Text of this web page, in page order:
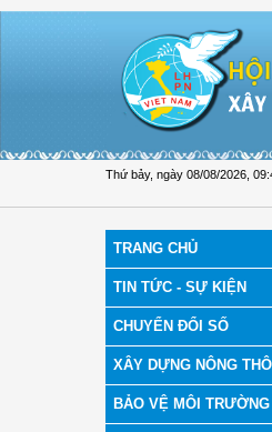
Thứ bảy, ngày 08/08/2026
Hội LHPN
TRANG CHỦ
TIN TỨC - SỰ KIỆN
CHUYỂN ĐỔI SỐ
XÂY DỰNG NÔNG
BẢO VỆ MÔI TRƯỜNG